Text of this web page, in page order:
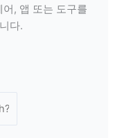
, 앱 또는 도구를
다.